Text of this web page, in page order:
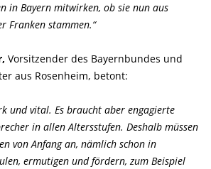
in Bayern mitwirken, ob sie nun aus
Franken stammen.“
Vorsitzender des Bayernbundes und
aus Rosenheim, betont:
und vital. Es braucht aber engagierte
in allen Altersstufen. Deshalb müssen
von Anfang an, nämlich schon in
ermutigen und fördern, zum Beispiel